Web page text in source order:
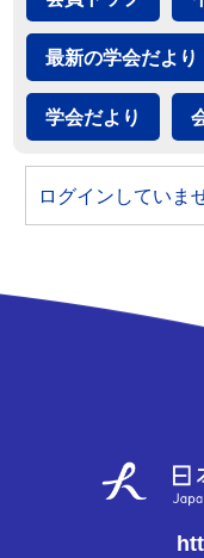
最新の学会だより
学会だより
ログインしていま